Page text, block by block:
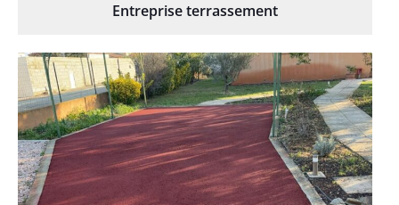
Entreprise terrassement